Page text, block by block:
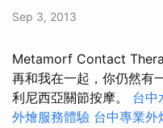
Sep 3, 2013
Metamorf Contact
再和我在一起，你仍然有
利尼西亞關節按摩。 台中
外燴服務體驗 台中專業外